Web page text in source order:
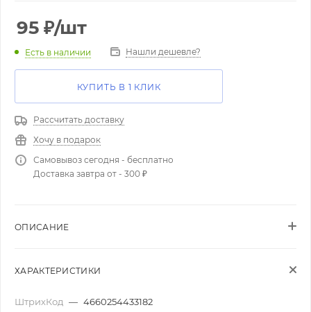
95 ₽/шт
Есть в наличии Нашли дешевле?
КУПИТЬ В 1 КЛИК
Рассчитать доставку
Хочу в подарок
Самовывоз сегодня - бесплатно
Доставка завтра от - 300 ₽
ОПИСАНИЕ
ХАРАКТЕРИСТИКИ
ШтрихКод — 4660254433182